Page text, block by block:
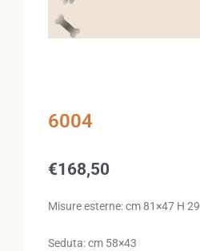
6004
€168,50
Misure esterne: cm 81×47 H 29
Seduta: cm 58×43